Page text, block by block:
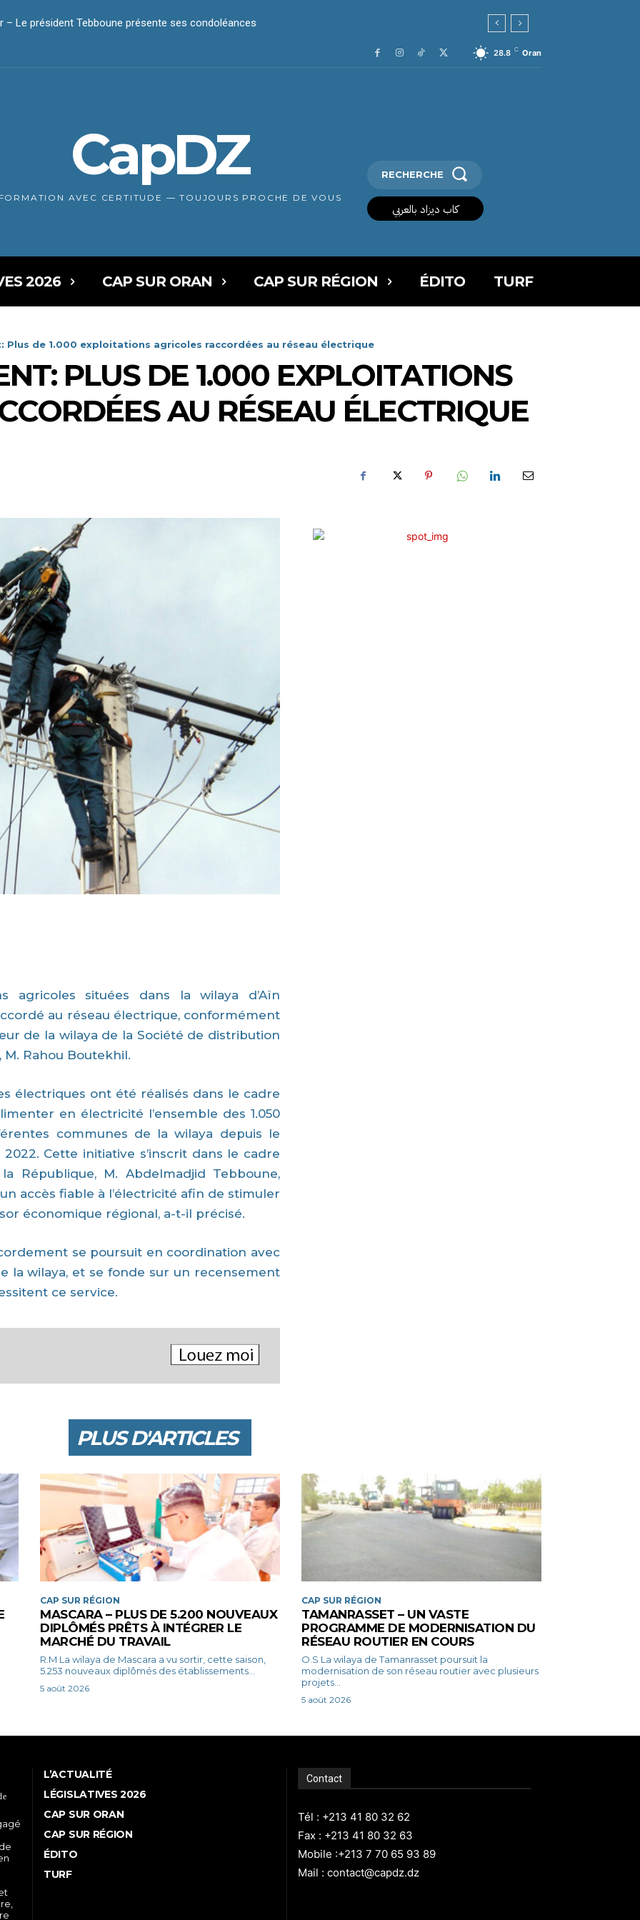
– Le président Tebboune présente ses condoléances
28.8 C Oran
CapDZ
AVEC CERTITUDE — TOUJOURS PROCHE DE VOUS
RECHERCHE
كاب ديزاد بالعربي
2026 CAP SUR ORAN CAP SUR RÉGION ÉDITO TURF
Plus de 1.000 exploitations agricoles raccordées au réseau électrique
PLUS DE 1.000 EXPLOITATIONS
AU RÉSEAU ÉLECTRIQUE
agricoles situées dans la wilaya d’Aïn
au réseau électrique, conformément
de la wilaya de la Société de distribution
M. Rahou Boutekhil.
électriques ont été réalisés dans le cadre
en électricité l’ensemble des 1.050
communes de la wilaya depuis le
Cette initiative s’inscrit dans le cadre
République, M. Abdelmadjid Tebboune,
accès fiable à l’électricité afin de stimuler
économique régional, a-t-il précisé.
se poursuit en coordination avec
la wilaya, et se fonde sur un recensement
ce service.
PLUS D'ARTICLES
CAP SUR RÉGION
MASCARA – PLUS DE 5.200 NOUVEAUX
DIPLÔMÉS PRÊTS À INTÉGRER LE
MARCHÉ DU TRAVAIL
R.M La wilaya de Mascara a vu sortir, cette saison,
5.253 nouveaux diplômés des établissements...
5 août 2026
CAP SUR RÉGION
TAMANRASSET – UN VASTE
PROGRAMME DE MODERNISATION DU
RÉSEAU ROUTIER EN COURS
O.S La wilaya de Tamanrasset poursuit la
modernisation de son réseau routier avec plusieurs
projets...
5 août 2026
L’ACTUALITÉ
LÉGISLATIVES 2026
CAP SUR ORAN
CAP SUR RÉGION
ÉDITO
TURF
Contact
Tél : +213 41 80 32 62
Fax : +213 41 80 32 63
Mobile :+213 7 70 65 93 89
Mail : contact@capdz.dz